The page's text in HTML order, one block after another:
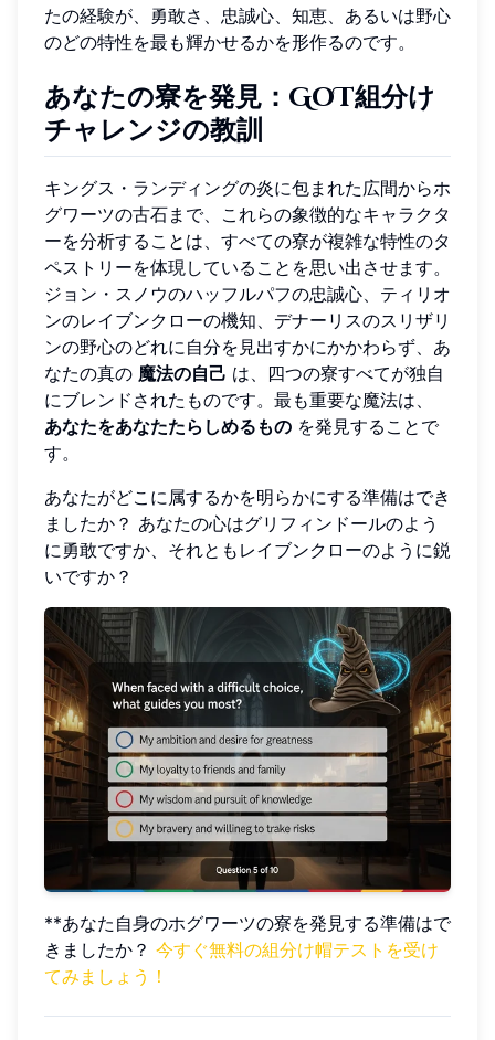
たの経験が、勇敢さ、忠誠心、知恵、あるいは野心
のどの特性を最も輝かせるかを形作るのです。
あなたの寮を発見：GoT組分け
チャレンジの教訓
キングス・ランディングの炎に包まれた広間からホ
グワーツの古石まで、これらの象徴的なキャラクタ
ーを分析することは、すべての寮が複雑な特性のタ
ペストリーを体現していることを思い出させます。
ジョン・スノウのハッフルパフの忠誠心、ティリオ
ンのレイブンクローの機知、デナーリスのスリザリ
ンの野心のどれに自分を見出すかにかかわらず、あ
なたの真の 魔法の自己 は、四つの寮すべてが独自
にブレンドされたものです。最も重要な魔法は、
あなたをあなたたらしめるもの を発見することで
す。
あなたがどこに属するかを明らかにする準備はでき
ましたか？ あなたの心はグリフィンドールのよう
に勇敢ですか、それともレイブンクローのように鋭
いですか？
**あなた自身のホグワーツの寮を発見する準備はで
きましたか？ 今すぐ無料の組分け帽テストを受け
てみましょう！